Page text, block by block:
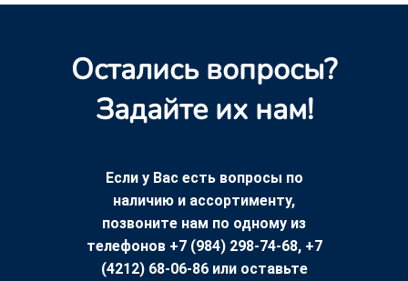
Остались вопросы?
Задайте их нам!
Если у Вас есть вопросы по
наличию и ассортименту,
позвоните нам по одному из
телефонов +7 (984) 298-74-68, +7
(4212) 68-06-86 или оставьте